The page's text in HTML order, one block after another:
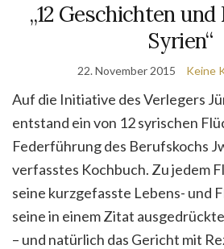
„12 Geschichten und
Syrien“
22. November 2015 Keine
Auf die Initiative des Verlegers
entstand ein von 12 syrischen
Federführung des Berufskochs
verfasstes Kochbuch. Zu jedem
seine kurzgefasste Lebens- und
seine in einem Zitat
– und natürlich das Gericht mit